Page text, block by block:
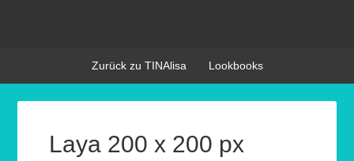
Zurück zu TINAlisa Lookbooks
Laya 200 x 200 px